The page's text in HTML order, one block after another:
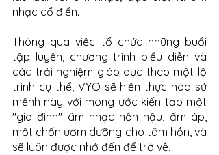
nhạc cổ điển.
Thông qua việc tổ chức những buổi
tập luyện, chương trình biểu diễn và
các trải nghiệm giáo dục theo một lộ
trình cụ thể, VYO sẽ hiện thực hóa sứ
mệnh này với mong ước kiến tạo một
"gia đình" âm nhạc hồn hậu, ấm áp,
một chốn ươm dưỡng cho tâm hồn, và
sẽ luôn được nhớ đến để trở về.